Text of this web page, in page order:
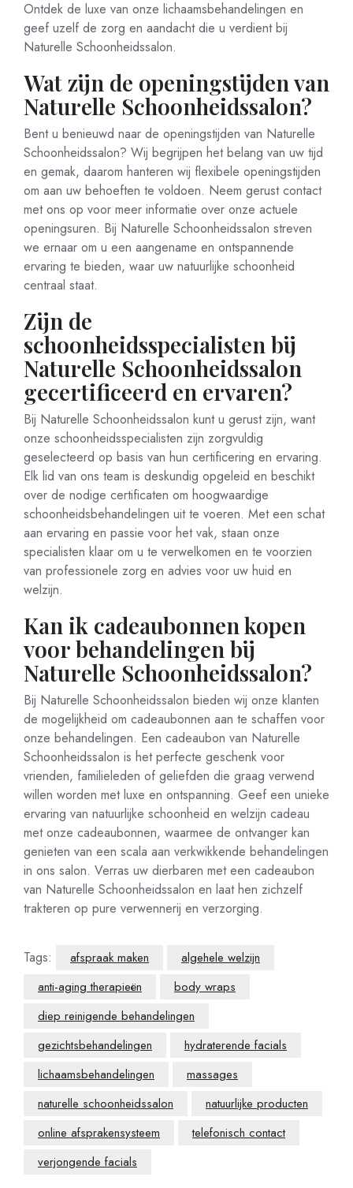
Ontdek de luxe van onze lichaamsbehandelingen en
geef uzelf de zorg en aandacht die u verdient bij
Naturelle Schoonheidssalon.
Wat zijn de openingstijden van
Naturelle Schoonheidssalon?
Bent u benieuwd naar de openingstijden van Naturelle
Schoonheidssalon? Wij begrijpen het belang van uw tijd
en gemak, daarom hanteren wij flexibele openingstijden
om aan uw behoeften te voldoen. Neem gerust contact
met ons op voor meer informatie over onze actuele
openingsuren. Bij Naturelle Schoonheidssalon streven
we ernaar om u een aangename en ontspannende
ervaring te bieden, waar uw natuurlijke schoonheid
centraal staat.
Zijn de
schoonheidsspecialisten bij
Naturelle Schoonheidssalon
gecertificeerd en ervaren?
Bij Naturelle Schoonheidssalon kunt u gerust zijn, want
onze schoonheidsspecialisten zijn zorgvuldig
geselecteerd op basis van hun certificering en ervaring.
Elk lid van ons team is deskundig opgeleid en beschikt
over de nodige certificaten om hoogwaardige
schoonheidsbehandelingen uit te voeren. Met een schat
aan ervaring en passie voor het vak, staan onze
specialisten klaar om u te verwelkomen en te voorzien
van professionele zorg en advies voor uw huid en
welzijn.
Kan ik cadeaubonnen kopen
voor behandelingen bij
Naturelle Schoonheidssalon?
Bij Naturelle Schoonheidssalon bieden wij onze klanten
de mogelijkheid om cadeaubonnen aan te schaffen voor
onze behandelingen. Een cadeaubon van Naturelle
Schoonheidssalon is het perfecte geschenk voor
vrienden, familieleden of geliefden die graag verwend
willen worden met luxe en ontspanning. Geef een unieke
ervaring van natuurlijke schoonheid en welzijn cadeau
met onze cadeaubonnen, waarmee de ontvanger kan
genieten van een scala aan verkwikkende behandelingen
in ons salon. Verras uw dierbaren met een cadeaubon
van Naturelle Schoonheidssalon en laat hen zichzelf
trakteren op pure verwennerij en verzorging.
Tags: afspraak maken
algehele welzijn
anti-aging therapieën
body wraps
diep reinigende behandelingen
gezichtsbehandelingen
hydraterende facials
lichaamsbehandelingen
massages
naturelle schoonheidssalon
natuurlijke producten
online afsprakensysteem
telefonisch contact
verjongende facials